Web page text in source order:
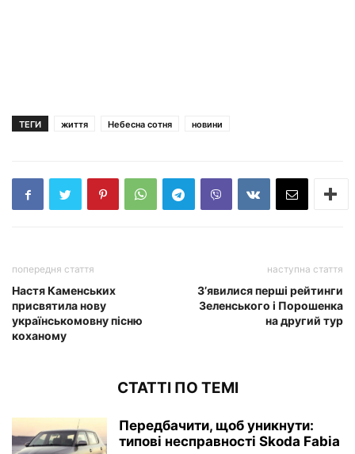
ТЕГИ життя Небесна сотня новини
попередня стаття
Настя Каменських
присвятила нову
українськомовну пісню
коханому
наступна стаття
З’явилися перші рейтинги
Зеленського і Порошенка
на другий тур
СТАТТІ ПО ТЕМІ
Передбачити, щоб уникнути:
типові несправності Skoda Fabia